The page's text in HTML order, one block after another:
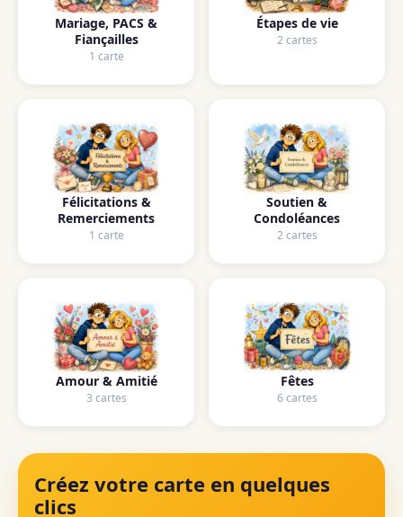
Mariage, PACS &
Fiançailles
1 carte
Étapes de vie
2 cartes
Félicitations &
Remerciements
1 carte
Soutien &
Condoléances
2 cartes
Amour & Amitié
3 cartes
Fêtes
6 cartes
Créez votre carte en quelques
clics